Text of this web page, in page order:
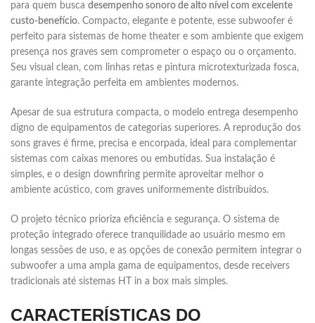
para quem busca desempenho sonoro de alto nível com excelente
custo-benefício. Compacto, elegante e potente, esse subwoofer é
perfeito para sistemas de home theater e som ambiente que exigem
presença nos graves sem comprometer o espaço ou o orçamento.
Seu visual clean, com linhas retas e pintura microtexturizada fosca,
garante integração perfeita em ambientes modernos.
Apesar de sua estrutura compacta, o modelo entrega desempenho
digno de equipamentos de categorias superiores. A reprodução dos
sons graves é firme, precisa e encorpada, ideal para complementar
sistemas com caixas menores ou embutidas. Sua instalação é
simples, e o design downfiring permite aproveitar melhor o
ambiente acústico, com graves uniformemente distribuídos.
O projeto técnico prioriza eficiência e segurança. O sistema de
proteção integrado oferece tranquilidade ao usuário mesmo em
longas sessões de uso, e as opções de conexão permitem integrar o
subwoofer a uma ampla gama de equipamentos, desde receivers
tradicionais até sistemas HT in a box mais simples.
CARACTERÍSTICAS DO